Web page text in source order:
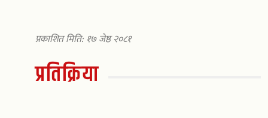
प्रकाशित मिति: १७ जेष्ठ २०८१
प्रतिक्रिया